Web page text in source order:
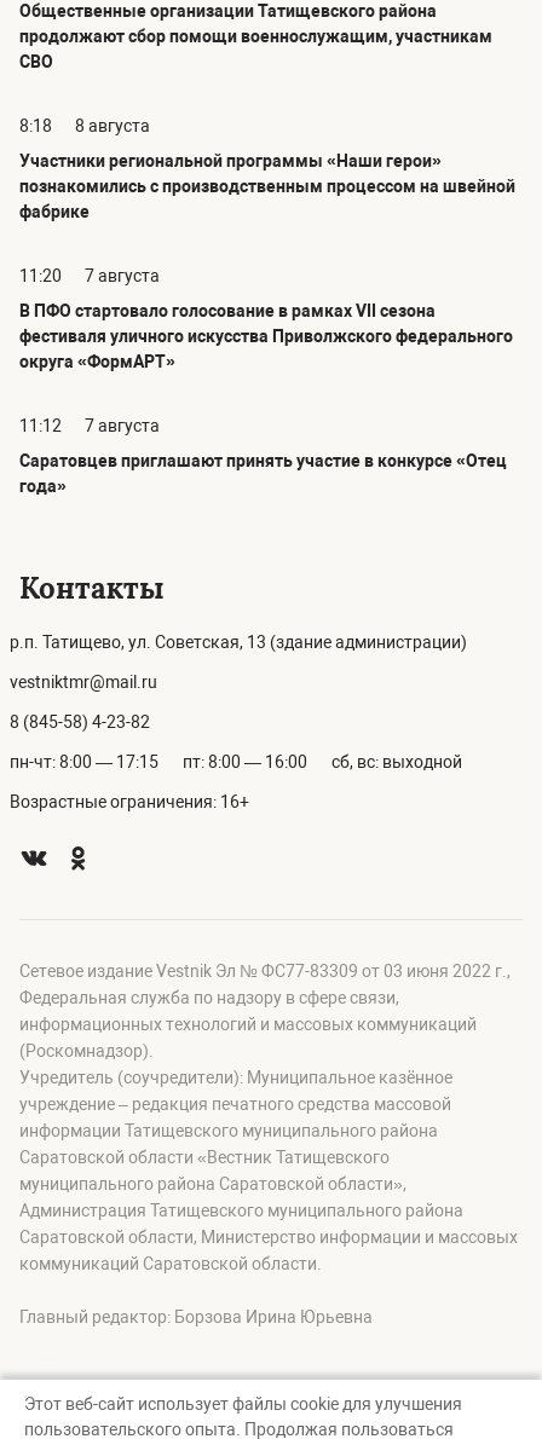
Общественные организации Татищевского района
продолжают сбор помощи военнослужащим, участникам
СВО
8:18
8 августа
Участники региональной программы «Наши герои»
познакомились с производственным процессом на швейной
фабрике
11:20
7 августа
В ПФО стартовало голосование в рамках VII сезона
фестиваля уличного искусства Приволжского федерального
округа «ФормАРТ»
11:12
7 августа
Саратовцев приглашают принять участие в конкурсе «Отец
года»
Контакты
р.п. Татищево, ул. Советская, 13 (здание администрации)
vestniktmr@mail.ru
8 (845-58) 4-23-82
пн-чт: 8:00 — 17:15 пт: 8:00 — 16:00 сб, вс: выходной
Возрастные ограничения: 16+
Сетевое издание Vestnik Эл № ФС77-83309 от 03 июня 2022 г.,
Федеральная служба по надзору в сфере связи,
информационных технологий и массовых коммуникаций
(Роскомнадзор).
Учредитель (соучредители): Муниципальное казённое
учреждение – редакция печатного средства массовой
информации Татищевского муниципального района
Саратовской области «Вестник Татищевского
муниципального района Саратовской области»,
Администрация Татищевского муниципального района
Саратовской области, Министерство информации и массовых
коммуникаций Саратовской области.
Главный редактор: Борзова Ирина Юрьевна
Этот веб-сайт использует файлы cookie для улучшения
пользовательского опыта. Продолжая пользоваться